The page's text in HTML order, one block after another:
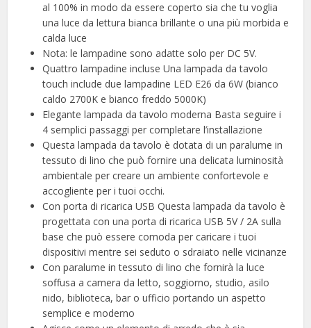
al 100% in modo da essere coperto sia che tu voglia
una luce da lettura bianca brillante o una più morbida e
calda luce
Nota: le lampadine sono adatte solo per DC 5V.
Quattro lampadine incluse Una lampada da tavolo
touch include due lampadine LED E26 da 6W (bianco
caldo 2700K e bianco freddo 5000K)
Elegante lampada da tavolo moderna Basta seguire i
4 semplici passaggi per completare l’installazione
Questa lampada da tavolo è dotata di un paralume in
tessuto di lino che può fornire una delicata luminosità
ambientale per creare un ambiente confortevole e
accogliente per i tuoi occhi.
Con porta di ricarica USB Questa lampada da tavolo è
progettata con una porta di ricarica USB 5V / 2A sulla
base che può essere comoda per caricare i tuoi
dispositivi mentre sei seduto o sdraiato nelle vicinanze
Con paralume in tessuto di lino che fornirà la luce
soffusa a camera da letto, soggiorno, studio, asilo
nido, biblioteca, bar o ufficio portando un aspetto
semplice e moderno